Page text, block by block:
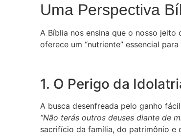
Uma Perspectiva
A Bíblia nos ensina que o nosso
oferece um “nutriente” essencial
1. O Perigo da
A busca desenfreada pelo ganho
“Não terás outros deuses diante de
sacrifício da família, do patrimônio e